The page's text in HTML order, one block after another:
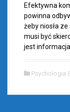
Efektywna
powinna
żeby niosła
musi być
jest
Psychologia